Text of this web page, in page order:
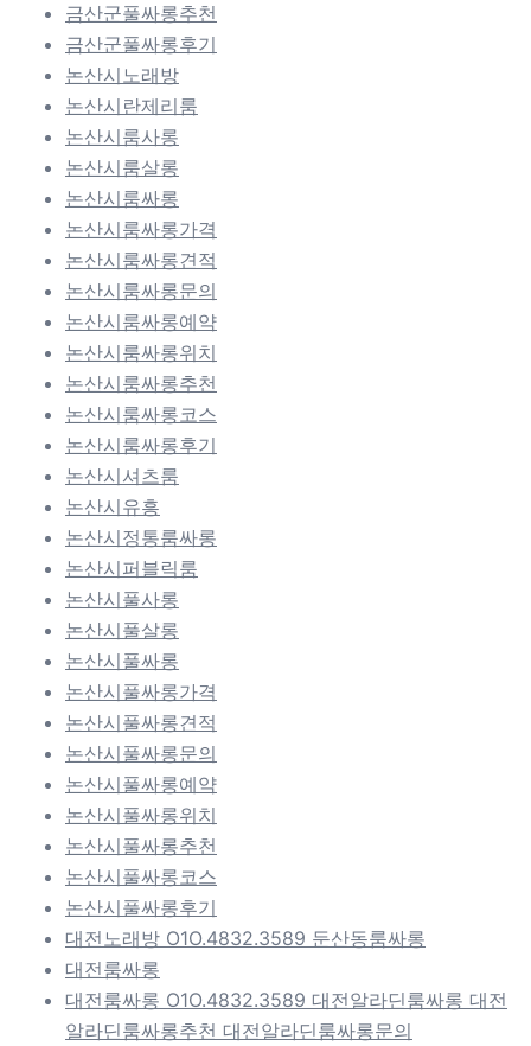
금산군풀싸롱추천
금산군풀싸롱후기
논산시노래방
논산시란제리룸
논산시룸사롱
논산시룸살롱
논산시룸싸롱
논산시룸싸롱가격
논산시룸싸롱견적
논산시룸싸롱문의
논산시룸싸롱예약
논산시룸싸롱위치
논산시룸싸롱추천
논산시룸싸롱코스
논산시룸싸롱후기
논산시셔츠룸
논산시유흥
논산시정통룸싸롱
논산시퍼블릭룸
논산시풀사롱
논산시풀살롱
논산시풀싸롱
논산시풀싸롱가격
논산시풀싸롱견적
논산시풀싸롱문의
논산시풀싸롱예약
논산시풀싸롱위치
논산시풀싸롱추천
논산시풀싸롱코스
논산시풀싸롱후기
대전노래방 O1O.4832.3589 둔산동룸싸롱
대전룸싸롱
대전룸싸롱 O1O.4832.3589 대전알라딘룸싸롱 대전
알라딘룸싸롱추천 대전알라딘룸싸롱문의